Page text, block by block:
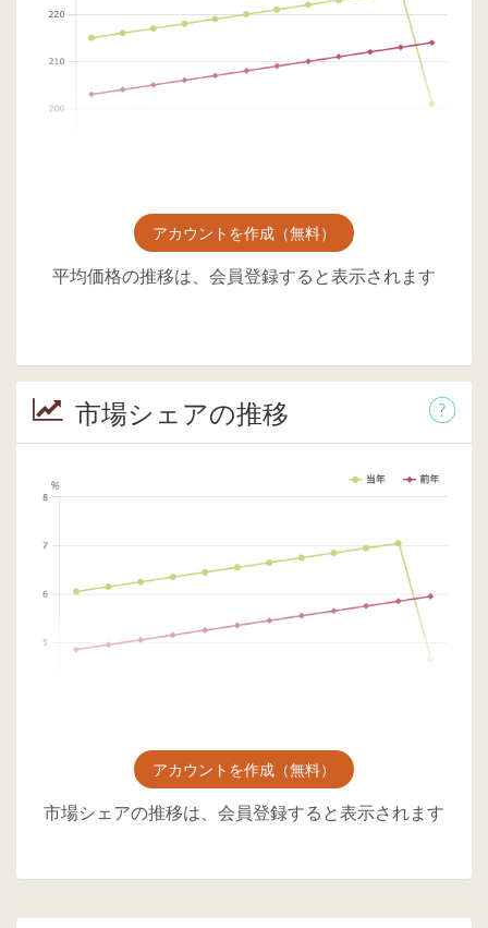
アカウントを作成（無料）
平均価格の推移は、会員登録すると表示されます
市場シェアの推移
アカウントを作成（無料）
市場シェアの推移は、会員登録すると表示されます